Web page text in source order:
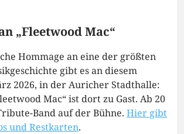
„Fleetwood Mac“
Hommage an eine der größten
gibt es an diesem
2026, in der Auricher Stadthalle:
Mac“ ist dort zu Gast. Ab 20
Band auf der Bühne. Hier gibt
und Restkarten.